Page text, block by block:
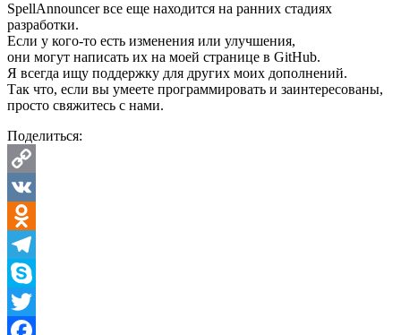
SpellAnnouncer все еще находится на ранних стадиях
разработки.
Если у кого-то есть изменения или улучшения,
они могут написать их на моей странице в GitHub.
Я всегда ищу поддержку для других моих дополнений.
Так что, если вы умеете программировать и заинтересованы,
просто свяжитесь с нами.
Поделиться:
Copy
Link
VK
Odnoklassniki
Telegram
Skype
Twitter